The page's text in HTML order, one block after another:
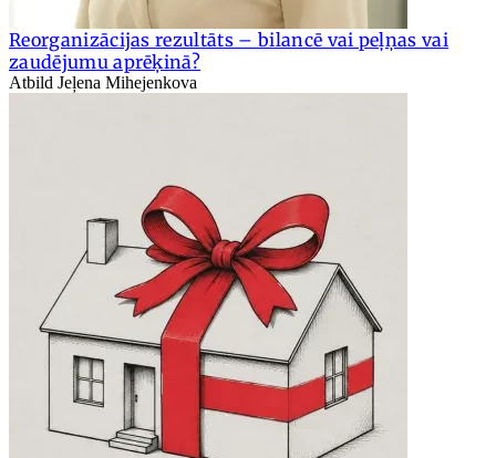
Reorganizācijas rezultāts – bilancē vai peļņas vai
zaudējumu aprēķinā?
Atbild Jeļena Mihejenkova